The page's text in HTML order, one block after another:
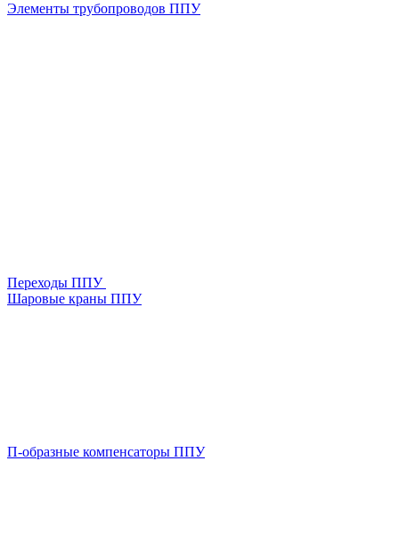
Элементы трубопроводов ППУ
Переходы ППУ
Шаровые краны ППУ
П-образные компенсаторы ППУ